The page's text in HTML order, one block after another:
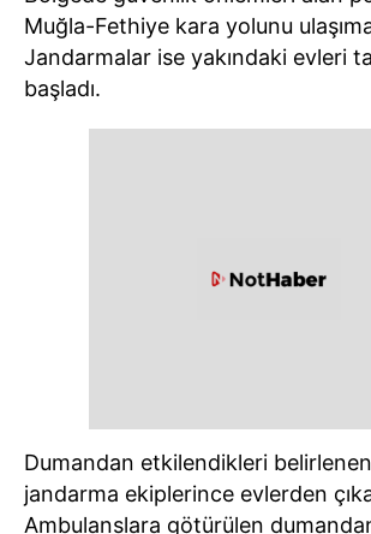
Muğla-Fethiye kara yolunu
Jandarmalar ise yakındaki evleri
başladı.
Dumandan etkilendikleri
jandarma ekiplerince evlerden
Ambulanslara götürülen